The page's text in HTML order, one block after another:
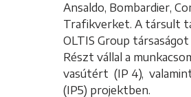
Ansaldo, Bombardier,
Trafikverket. A társult
OLTIS Group
Részt vállal a
vasútért (IP 4),
(IP5) projektben.